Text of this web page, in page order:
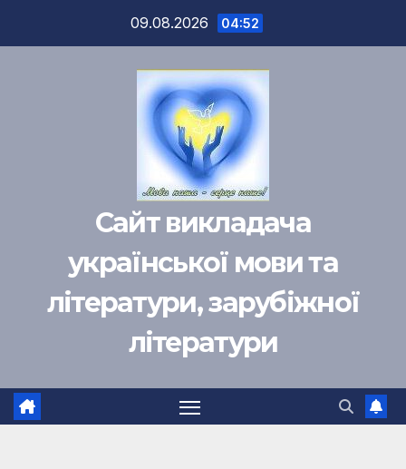
09.08.2026 04:52
Сайт викладача
української мови та
літератури, зарубіжної
літератури